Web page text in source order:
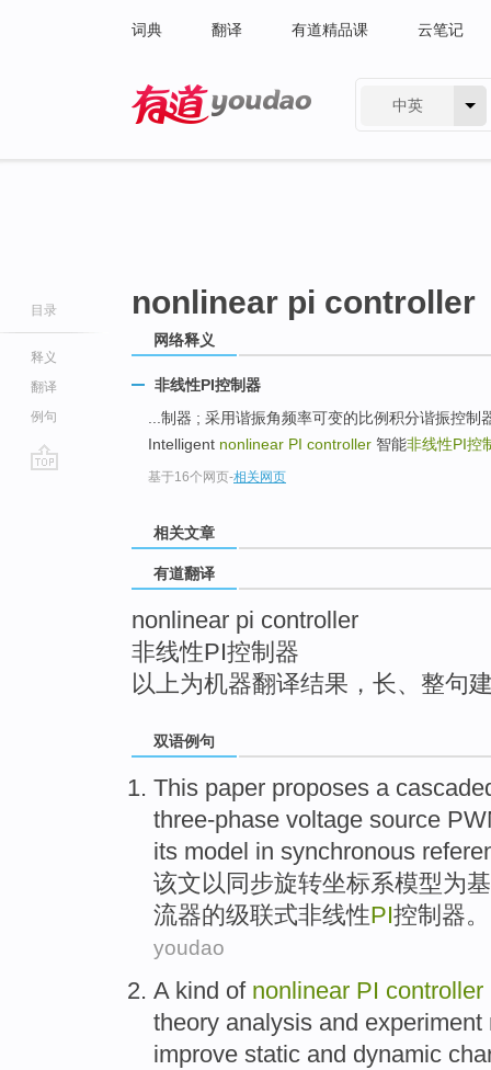
词典 翻译 有道精品课 云笔记
中英
目录
释义
翻译
例句
nonlinear pi controller
网络释义
非线性PI控制器
...制器 ; 采用谐振角频率可变的比例积分谐振控制
Intelligent nonlinear PI controller 智能非线性PI控
基于16个网页-相关网页
相关文章
有道翻译
nonlinear pi controller
非线性PI控制器
以上为机器翻译结果，长、整句
双语例句
This paper proposes a
three-phase voltage source
its model in synchronous
该文以 同步旋转坐标系模型为
流器的级联式非线性PI控制器。
youdao
A kind of nonlinear PI controller
theory analysis and experiment
improve static and dynamic